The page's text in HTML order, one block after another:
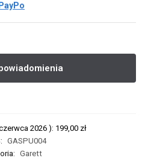
2026): 199,00 zł
GASPU004
Garett